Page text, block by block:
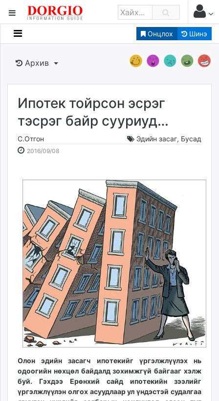
Онцлох Шинэ
Мэдээллийн
Банк санхүү
Бизнес ААН
Төрийн
dorgio.mn
Gogo.mn
news.mn
Baabar.mn
tovch.mn
ikon.mn
mnb.mn
Livetv.mn
Eguur.mn
24tsag.mn
shuud.mn
eagle.mn
ergelt.mn
zarig.mn
today.mn
zuv.mn
mminfo.mn
ugluu.mn
urlag.mn
unen.mn
Архив
Ипотек тойрсон эсрэг
тэсрэг байр сууриуд…
С.Отгон Эдийн засаг, Бусад
2016/09/082016-
2026-
Олон эдийн засагч ипотекийг үргэлжлүүлэх нь
одоогийн нөхцөл байдалд зохимжгүй байгааг хэлж
буй. Гэхдээ Ерөнхий сайд ипотекийн зээлийг
үргэлжлүүлэн олгох асуудлаар ул үндэстэй судалгаа